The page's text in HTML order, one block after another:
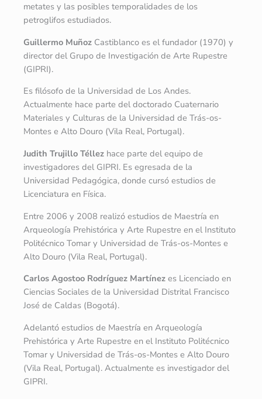
metates y las posibles temporalidades de los
petroglifos estudiados.
Guillermo Muñoz Castiblanco es el fundador (1970) y
director del Grupo de Investigación de Arte Rupestre
(GIPRI).
Es filósofo de la Universidad de Los Andes.
Actualmente hace parte del doctorado Cuaternario
Materiales y Culturas de la Universidad de Trás-os-
Montes e Alto Douro (Vila Real, Portugal).
Judith Trujillo Téllez hace parte del equipo de
investigadores del GIPRI. Es egresada de la
Universidad Pedagógica, donde cursó estudios de
Licenciatura en Física.
Entre 2006 y 2008 realizó estudios de Maestría en
Arqueología Prehistórica y Arte Rupestre en el Instituto
Politécnico Tomar y Universidad de Trás-os-Montes e
Alto Douro (Vila Real, Portugal).
Carlos Agostoo Rodríguez Martínez es Licenciado en
Ciencias Sociales de la Universidad Distrital Francisco
José de Caldas (Bogotá).
Adelantó estudios de Maestría en Arqueología
Prehistórica y Arte Rupestre en el Instituto Politécnico
Tomar y Universidad de Trás-os-Montes e Alto Douro
(Vila Real, Portugal). Actualmente es investigador del
GIPRI.